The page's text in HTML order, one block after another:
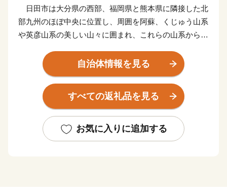
日田市は大分県の西部、福岡県と熊本県に隣接した北
部九州のほぼ中央に位置し、周囲を阿蘇、くじゅう山系
や英彦山系の美しい山々に囲まれ、これらの山系から流
陵地で市域が形成されています。気候は、内陸特有の性
質から寒暖の差が大きく、雨量も多いことから、四季の
移ろいがはっきりしているといった特徴があります。
え、江戸時代には幕府直轄地・天領として西国筋郡代が
置かれるなど、九州の政治・経済・文化の中心地として
自治体情報を見る
すべての返礼品を見る
お気に入りに追加する